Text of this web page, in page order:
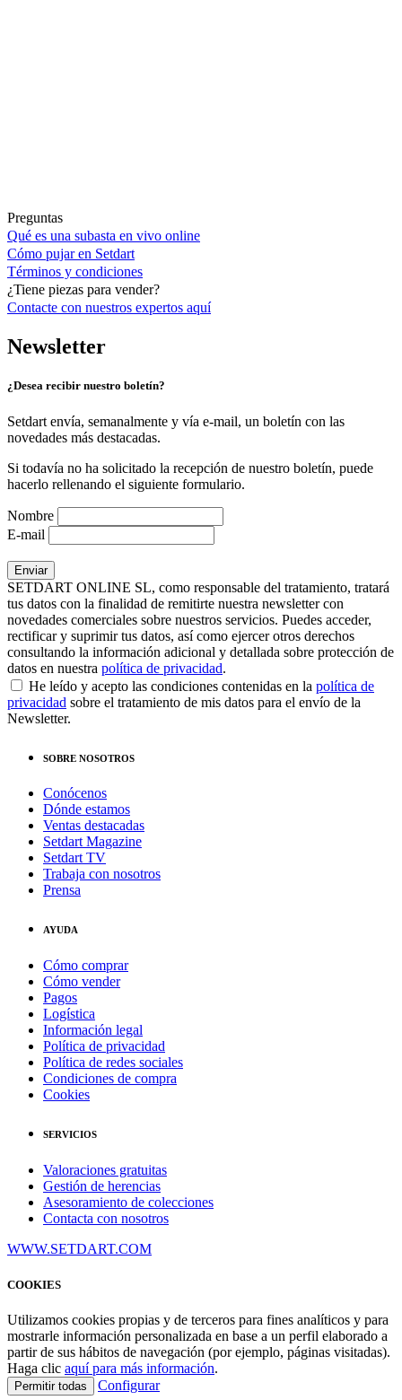
Preguntas
Qué es una subasta en vivo online
Cómo pujar en Setdart
Términos y condiciones
¿Tiene piezas para vender?
Contacte con nuestros expertos aquí
Newsletter
¿Desea recibir nuestro boletín?
Setdart envía, semanalmente y vía e-mail, un boletín con las
novedades más destacadas.
Si todavía no ha solicitado la recepción de nuestro boletín, puede
hacerlo rellenando el siguiente formulario.
Nombre
E-mail
SETDART ONLINE SL, como responsable del tratamiento, tratará
tus datos con la finalidad de remitirte nuestra newsletter con
novedades comerciales sobre nuestros servicios. Puedes acceder,
rectificar y suprimir tus datos, así como ejercer otros derechos
consultando la información adicional y detallada sobre protección de
datos en nuestra política de privacidad.
He leído y acepto las condiciones contenidas en la política de
privacidad sobre el tratamiento de mis datos para el envío de la
Newsletter.
SOBRE NOSOTROS
Conócenos
Dónde estamos
Ventas destacadas
Setdart Magazine
Setdart TV
Trabaja con nosotros
Prensa
AYUDA
Cómo comprar
Cómo vender
Pagos
Logística
Información legal
Política de privacidad
Política de redes sociales
Condiciones de compra
Cookies
SERVICIOS
Valoraciones gratuitas
Gestión de herencias
Asesoramiento de colecciones
Contacta con nosotros
WWW.SETDART.COM
COOKIES
Utilizamos cookies propias y de terceros para fines analíticos y para
mostrarle información personalizada en base a un perfil elaborado a
partir de sus hábitos de navegación (por ejemplo, páginas visitadas).
Haga clic aquí para más información.
Permitir todas Configurar